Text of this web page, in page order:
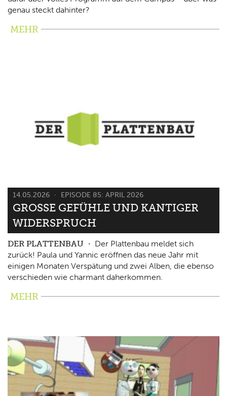
genau steckt dahinter?
MEHR
14.05.2026 EPISODE 85: APRIL 2026
GROSSE GEFÜHLE UND KANTIGER W
IDERSPRUCH
DER PLATTENBAU
Der Plattenbau meldet sich
zurück! Paula und Yannic eröffnen das neue Jahr mit
einigen Monaten Verspätung und zwei Alben, die ebenso
verschieden wie charmant daherkommen.
MEHR